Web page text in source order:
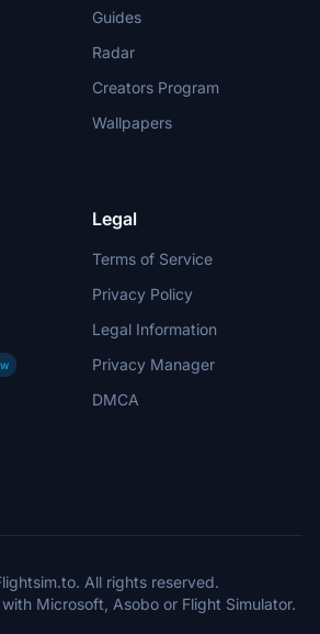
Guides
Radar
Creators Program
Wallpapers
Legal
Terms of Service
Privacy Policy
Legal Information
Privacy Manager
DMCA
All rights reserved.
Microsoft, Asobo or Flight Simulator.